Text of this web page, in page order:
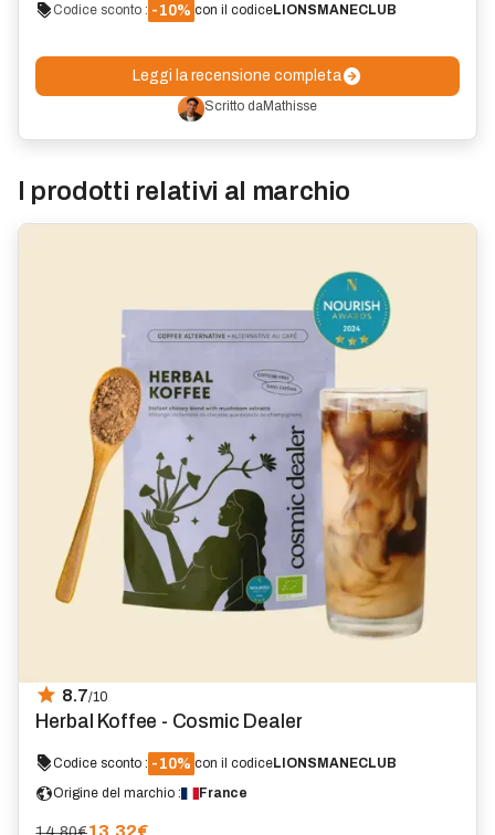
Codice sconto : -10% con il codiceLIONSMANECLUB
Leggi la recensione completa
Scritto daMathisse
I prodotti relativi al marchio
8.7/10
Herbal Koffee - Cosmic Dealer
Codice sconto : -10% con il codiceLIONSMANECLUB
Origine del marchio :
France